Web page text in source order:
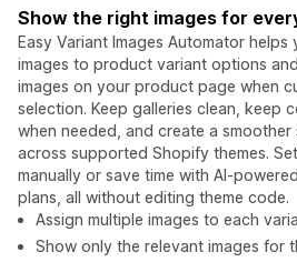
Show the right images for
Easy Variant Images Automator helps
images to product variant options
images on your product page when
selection. Keep galleries clean, keep
when needed, and create a
across supported Shopify themes.
manually or save time with AI-
plans, all without editing theme code.
Assign multiple images to each
Show only the relevant images for